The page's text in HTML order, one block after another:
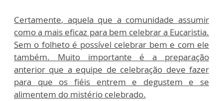
Certamente, aquela que a comunidade assumir
como a mais eficaz para bem celebrar a Eucaristia.
Sem o folheto é possível celebrar bem e com ele
também. Muito importante é a preparação
anterior que a equipe de celebração deve fazer
para que os fiéis entrem e degustem e se
alimentem do mistério celebrado.